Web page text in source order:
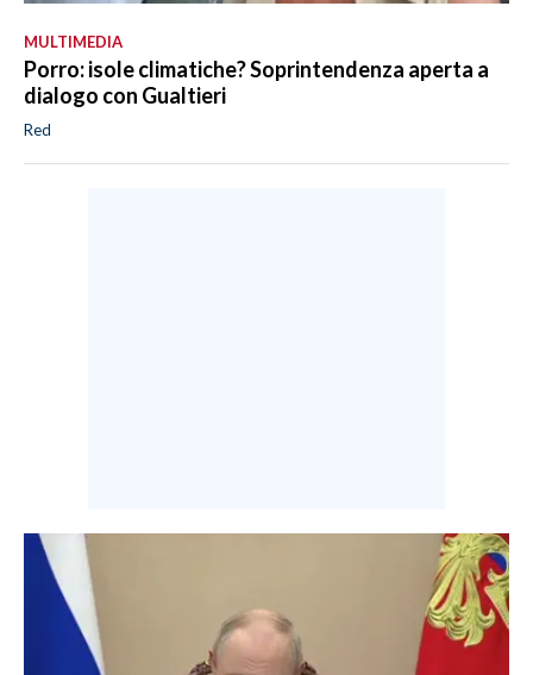
MULTIMEDIA
Porro: isole climatiche? Soprintendenza aperta a
dialogo con Gualtieri
Red